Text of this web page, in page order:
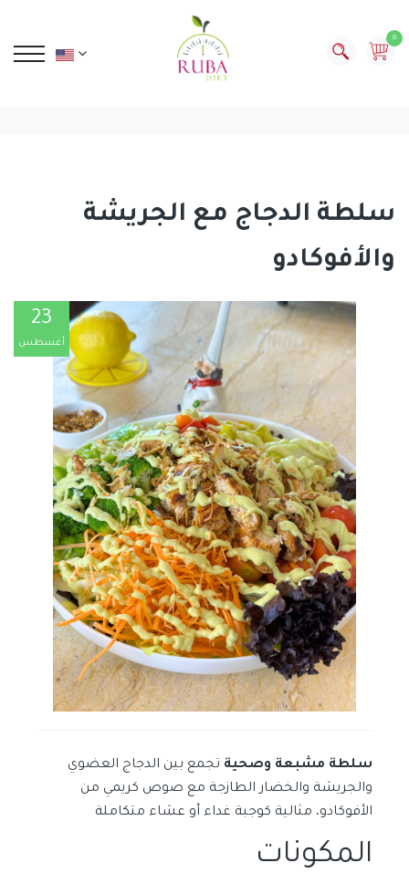
0
سلطة الدجاج مع الجريشة
والأفوكادو
23
أغسطس
سلطة مشبعة وصحية تجمع بين الدجاج العضوي
والجريشة والخضار الطازجة مع صوص كريمي من
الأفوكادو، مثالية كوجبة غداء أو عشاء متكاملة
المكونات